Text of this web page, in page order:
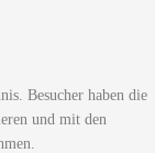
Besucher haben die
und mit den